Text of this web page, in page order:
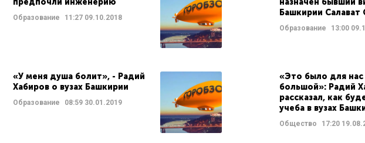
предпочли инженерию
Образование 11:27 09.10.2018
назначен бывший
Башкирии Салават
Образование 13:00
«У меня душа болит», - Радий
Хабиров о вузах Башкирии
Образование 08:59 30.01.2019
«Это было для
большой»: Радий
рассказал, как
учеба в вузах
Общество 17:20